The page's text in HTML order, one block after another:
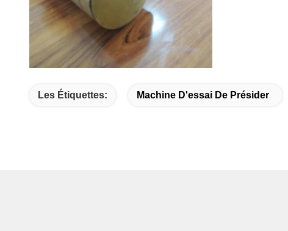
Les Étiquettes: Machine D'essai De Présider